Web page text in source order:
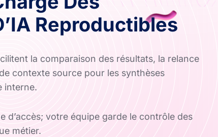
Reproductibles
la comparaison des résultats, la relance
contexte source pour les synthèses
interne.
d’accès; votre équipe garde le contrôle des
métier.